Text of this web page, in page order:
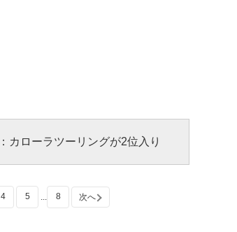
カローラツーリングが2位入り
4 5 ... 8 次へ